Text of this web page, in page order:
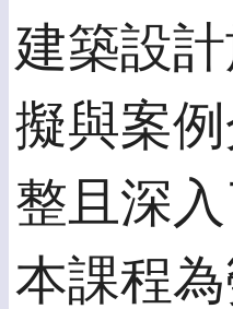
建築設
擬與案
整且深入
本課程